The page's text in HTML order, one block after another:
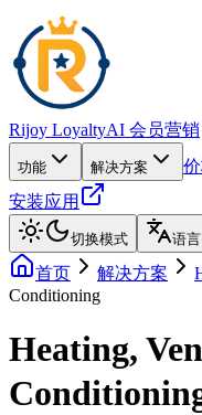
Rijoy LoyaltyAI 会员营销
功能 解决方案
安装应用
切换模式 语言
首页 解决方案
Conditioning
Heating,